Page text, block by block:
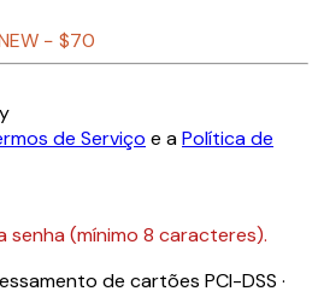
− $70
de Serviço e aPolítica de
senha (mínimo 8 caracteres).
de cartões PCI-DSS ·